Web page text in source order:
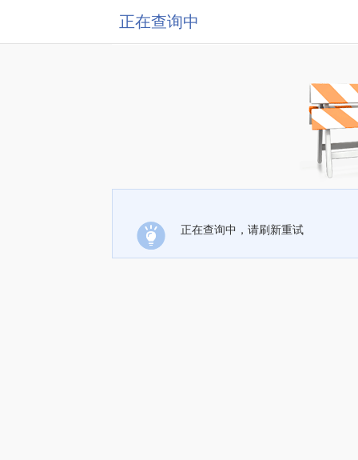
正在查询中
正在查询中，请刷新重试